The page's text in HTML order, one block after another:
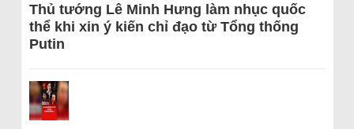
Thủ tướng Lê Minh Hưng làm nhục quốc
thể khi xin ý kiến chỉ đạo từ Tổng thống
Putin